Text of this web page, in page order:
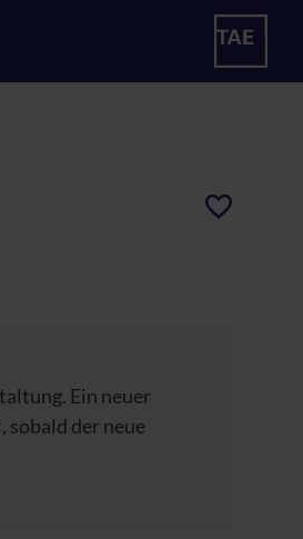
Ein neuer
sobald der neue